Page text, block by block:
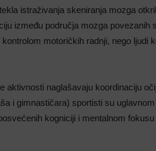
istraživanja skeniranja mozga
između područja mozga povezanih
motoričkih radnji, nego ljudi
aktivnosti naglašavaju koordinaciju
i gimnastičara) sportisti su
kogniciji i mentalnom